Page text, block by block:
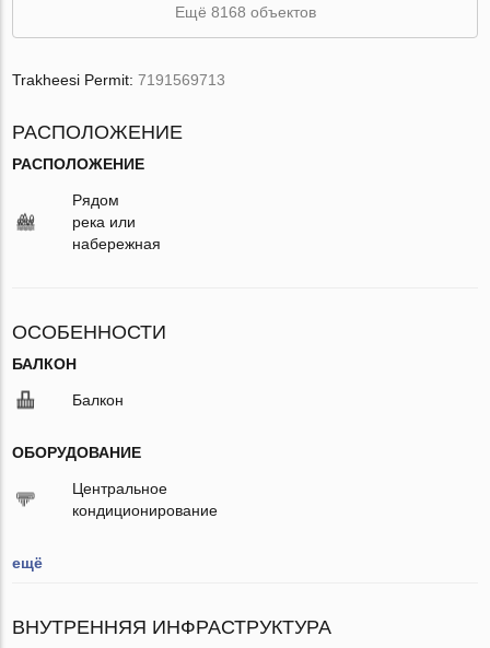
Ещё 8168 объектов
Trakheesi Permit:7191569713
РАСПОЛОЖЕНИЕ
РАСПОЛОЖЕНИЕ
Рядом
река или
набережная
ОСОБЕННОСТИ
БАЛКОН
Балкон
ОБОРУДОВАНИЕ
Центральное
кондиционирование
ещё
ВНУТРЕННЯЯ ИНФРАСТРУКТУРА